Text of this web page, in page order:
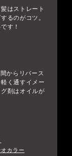
はストレート
るのがコツ。
す！
からリバース
く通すイメー
剤はオイルが
カラー